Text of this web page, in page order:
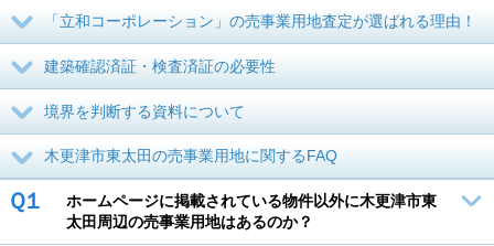
「立和コーポレーション」の売事業用地査定が選ばれる理由！
建築確認済証・検査済証の必要性
境界を判断する資料について
木更津市東太田の売事業用地に関するFAQ
Ｑ１
ホームページに掲載されている物件以外に木更津市東
太田周辺の売事業用地はあるのか？